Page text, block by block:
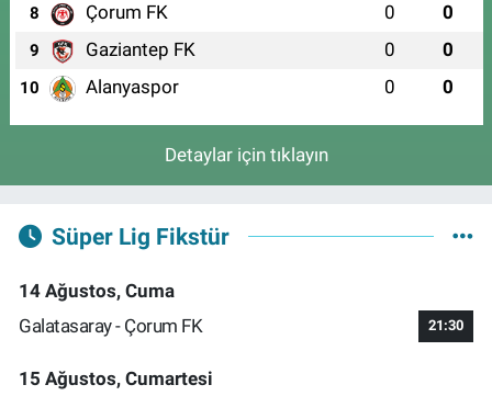
8 Çorum FK 0 0
9 Gaziantep FK 0 0
10 Alanyaspor 0 0
Detaylar için tıklayın
Süper Lig Fikstür
14 Ağustos, Cuma
Galatasaray - Çorum FK
21:30
15 Ağustos, Cumartesi